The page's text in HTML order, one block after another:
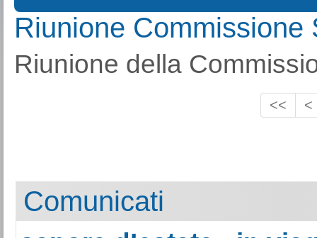
Riunione Commissione
Riunione della
<< <
Comunicati